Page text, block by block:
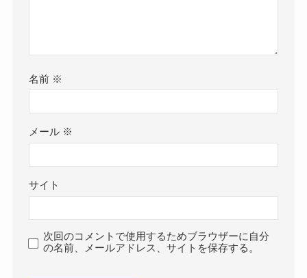
名前 ※
メール ※
サイト
次回のコメントで使用するためブラウザーに自分
の名前、メールアドレス、サイトを保存する。